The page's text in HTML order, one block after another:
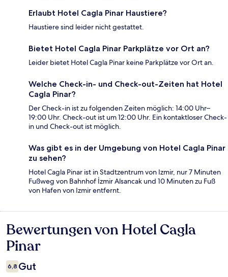
Erlaubt Hotel Cagla Pinar Haustiere?
Haustiere sind leider nicht gestattet.
Bietet Hotel Cagla Pinar Parkplätze vor Ort an?
Leider bietet Hotel Cagla Pinar keine Parkplätze vor Ort an.
Welche Check-in- und Check-out-Zeiten hat Hotel
Cagla Pinar?
Der Check-in ist zu folgenden Zeiten möglich: 14:00 Uhr–
19:00 Uhr. Check-out ist um 12:00 Uhr. Ein kontaktloser Check-
in und Check-out ist möglich.
Was gibt es in der Umgebung von Hotel Cagla Pinar
zu sehen?
Hotel Cagla Pinar ist in Stadtzentrum von Izmir, nur 7 Minuten
Fußweg von Bahnhof İzmir Alsancak und 10 Minuten zu Fuß
von Hafen von Izmir entfernt.
Bewertungen
Bewertungen von Hotel Cagla
Pinar
6,8 Gut